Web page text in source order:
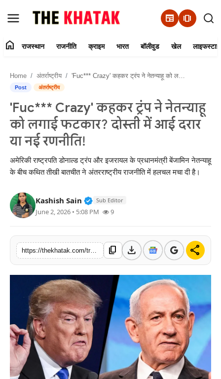
newspaper amp_stories
Contact Us
राजस्थान
राजनीति
क्राइम
बॉलीवुड
खेल
लाइफस्टाइल
home राजस्थान राजनीति क्राइम भारत बॉलीवुड खेल
Home अंतर्राष्ट्रीय 'Fuc*** Crazy' कहकर ट्रंप ने नेतन्याहू को लगाई फटकार? दोस्ती में आई दरार या नई रणनीति!
Post अंतर्राष्ट्रीय
'Fuc*** Crazy' कहकर ट्रंप ने नेतन्याहू
को लगाई फटकार? दोस्ती में आई दरार
या नई रणनीति!
अमेरिकी राष्ट्रपति डोनाल्ड ट्रंप और इजरायल के प्रधानमंत्री बेंजामिन नेतन्याहू
के बीच कथित तीखी बातचीत ने अंतरराष्ट्रीय राजनीति में हलचल मचा दी है।
Kashish Sain Verified Public Figure • 11 Jun,
Sub Editor
June 2, 2026 • 5:08 PM 9
https://thekhatak.com/trump-netanyahu-tension-iran-deal-lebanon-strike-strategic-difference content_copy download share